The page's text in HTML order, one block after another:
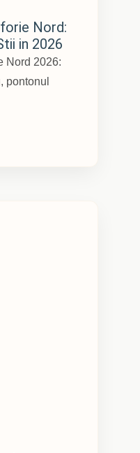
Nord:
in 2026
Nord 2026:
pontonul